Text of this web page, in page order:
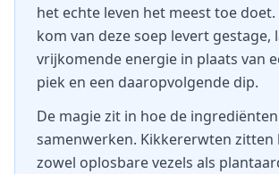
het echte leven het meest toe doet.
kom van deze soep levert gestage,
vrijkomende energie in plaats van
piek en een daaropvolgende dip.
De magie zit in hoe de ingrediënten
samenwerken. Kikkererwten zitten
zowel oplosbare vezels als